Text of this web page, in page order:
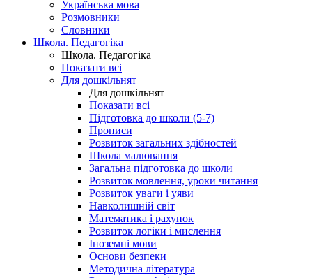
Українська мова
Розмовники
Словники
Школа. Педагогіка
Школа. Педагогіка
Показати всі
Для дошкільнят
Для дошкільнят
Показати всі
Підготовка до школи (5-7)
Прописи
Розвиток загальних здібностей
Школа малювання
Загальна підготовка до школи
Розвиток мовлення, уроки читання
Розвиток уваги і уяви
Навколишній світ
Математика і рахунок
Розвиток логіки і мислення
Іноземні мови
Основи безпеки
Методична література